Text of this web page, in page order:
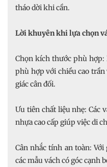
tháo dời khi cần.
Lời khuyên khi lựa chọn
Chọn kích thước phù hợp:
phù hợp với chiều cao
giác cân đối.
Ưu tiên chất liệu nhẹ: Các
nhựa cao cấp giúp việc di
Cân nhắc tính an toàn:
các mẫu vách có góc cạnh